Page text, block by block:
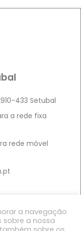
433 Setubal
a rede fixa
rede móvel
a navegação
sobre a nossa